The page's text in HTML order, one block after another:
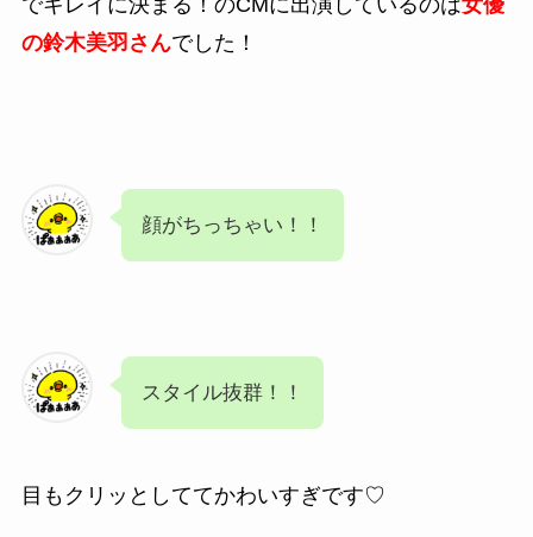
の鈴木美羽さんでした！
顔がちっちゃい！！
スタイル抜群！！
目もクリッとしててかわいすぎです♡